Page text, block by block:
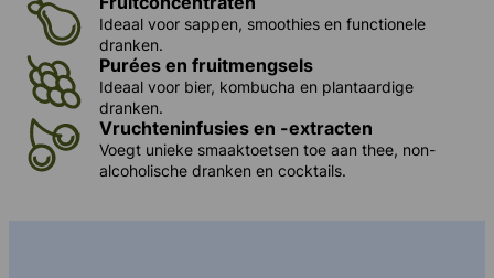
Ideaal voor sappen, smoothies en functionele
dranken.
Purées en fruitmengsels
Ideaal voor bier, kombucha en plantaardige
dranken.
Vruchteninfusies en -extracten
Voegt unieke smaaktoetsen toe aan thee, non-
alcoholische dranken en cocktails.